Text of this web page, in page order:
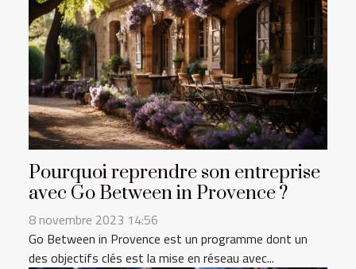
Pourquoi reprendre son entreprise
avec Go Between in Provence ?
8 novembre 2023 14:56
Go Between in Provence est un programme dont un
des objectifs clés est la mise en réseau avec...